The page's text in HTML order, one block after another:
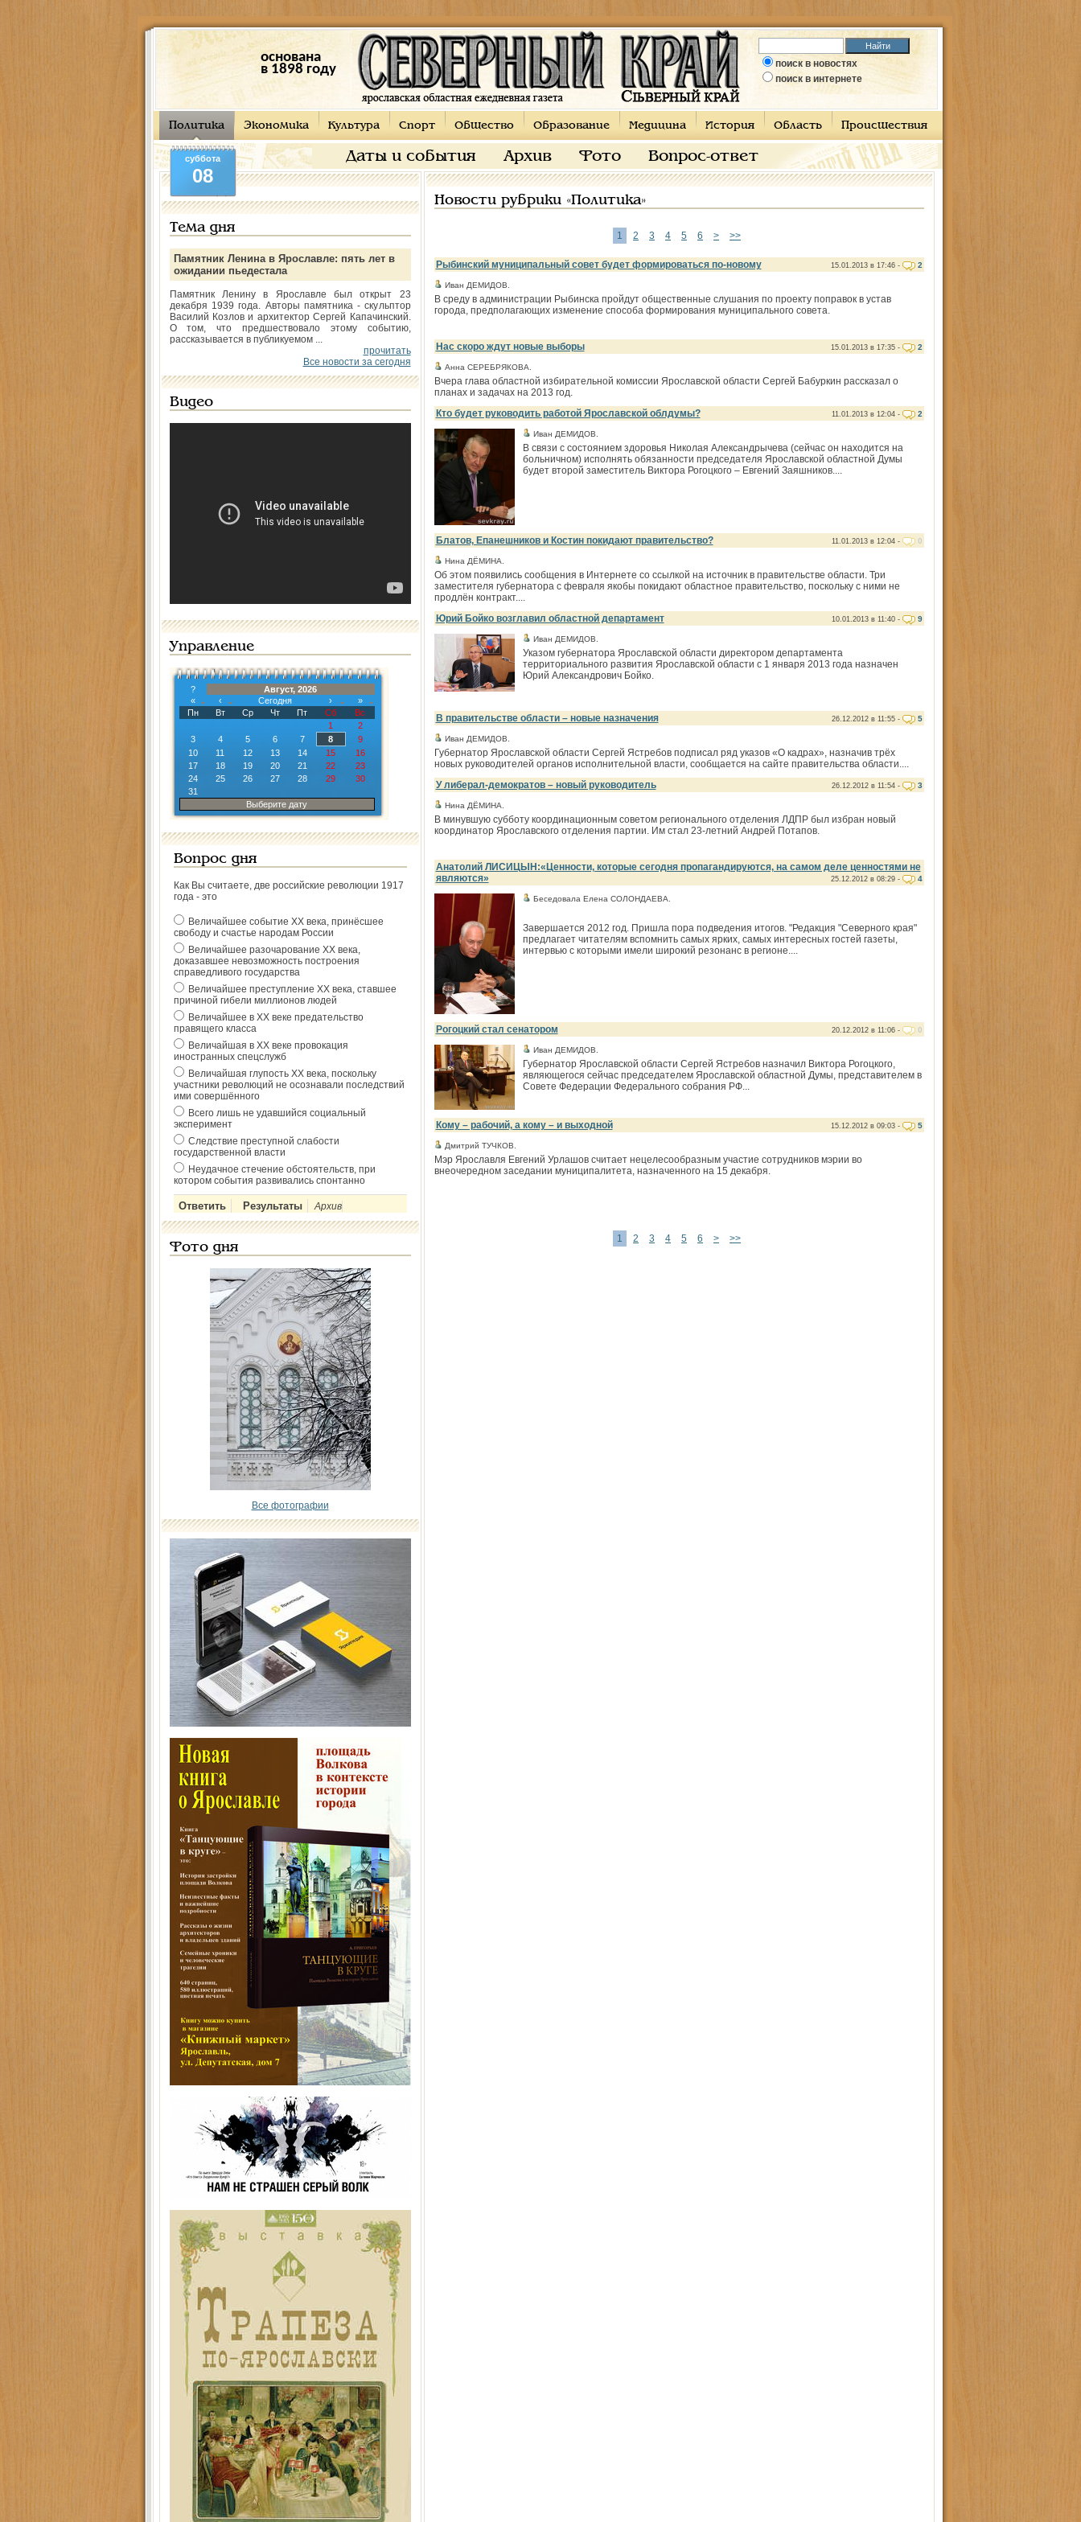
основана
в 1898 году
поиск в новостях
поиск в интернете
Политика Экономика Культура Спорт Общество Образование Медицина История Область Происшествия
Даты и события Архив Фото Вопрос-ответ
суббота
08
Тема дня
Памятник Ленина в Ярославле: пять лет в
ожидании пьедестала
Памятник Ленину в Ярославле был открыт 23
декабря 1939 года. Авторы памятника - скульптор
Василий Козлов и архитектор Сергей Капачинский.
О том, что предшествовало этому событию,
рассказывается в публикуемом ...
прочитать
Все новости за сегодня
Видео
Управление
?
Август, 2026
«
‹ Сегодня ›
»
Пн
Вт Ср Чт Пт Сб
Вс
1
2
3
4 5 6 7 8
9
10
11 12 13 14 15
16
17
18 19 20 21 22
23
24
25 26 27 28 29
30
31
Выберите дату
Вопрос дня
Как Вы считаете, две российские революции 1917
года - это
Величайшее событие ХХ века, принёсшее
свободу и счастье народам России
Величайшее разочарование ХХ века,
доказавшее невозможность построения
справедливого государства
Величайшее преступление ХХ века, ставшее
причиной гибели миллионов людей
Величайшее в ХХ веке предательство
правящего класса
Величайшая в ХХ веке провокация
иностранных спецслужб
Величайшая глупость ХХ века, поскольку
участники революций не осознавали последствий
ими совершённого
Всего лишь не удавшийся социальный
эксперимент
Следствие преступной слабости
государственной власти
Неудачное стечение обстоятельств, при
котором события развивались спонтанно
Архив
Фото дня
Все фотографии
Новости рубрики «Политика»
1 2 3 4 5 6 > >>
Рыбинский муниципальный совет будет формироваться по-новому 15.01.2013 в 17:46 - 2
Иван ДЕМИДОВ.
В среду в администрации Рыбинска пройдут общественные слушания по проекту поправок в устав
города, предполагающих изменение способа формирования муниципального совета.
Нас скоро ждут новые выборы 15.01.2013 в 17:35 - 2
Анна СЕРЕБРЯКОВА.
Вчера глава областной избирательной комиссии Ярославской области Сергей Бабуркин рассказал о
планах и задачах на 2013 год.
Кто будет руководить работой Ярославской облдумы?
11.01.2013 в 12:04 - 2
Иван ДЕМИДОВ.
В связи с состоянием здоровья Николая Александрычева (сейчас он находится на
больничном) исполнять обязанности председателя Ярославской областной Думы
будет второй заместитель Виктора Рогоцкого – Евгений Заяшников....
Блатов, Епанешников и Костин покидают правительство? 11.01.2013 в 12:04 - 0
Нина ДЁМИНА.
Об этом появились сообщения в Интернете со ссылкой на источник в правительстве области. Три
заместителя губернатора с февраля якобы покидают областное правительство, поскольку с ними не
продлён контракт....
Юрий Бойко возглавил областной департамент
10.01.2013 в 11:40 - 9
Иван ДЕМИДОВ.
Указом губернатора Ярославской области директором департамента
территориального развития Ярославской области с 1 января 2013 года назначен
Юрий Александрович Бойко.
В правительстве области – новые назначения 26.12.2012 в 11:55 - 5
Иван ДЕМИДОВ.
Губернатор Ярославской области Сергей Ястребов подписал ряд указов «О кадрах», назначив трёх
новых руководителей органов исполнительной власти, сообщается на сайте правитель­ства области....
У либерал-демократов – новый руководитель
26.12.2012 в 11:54 - 3
Нина ДЁМИНА.
В минувшую субботу координационным советом регионального отделения ЛДПР был избран новый
координатор Ярославского отделения партии. Им стал 23-летний Андрей Потапов.
Анатолий ЛИСИЦЫН:«Ценности, которые сегодня пропагандируются, на самом деле ценностями не
являются»
25.12.2012 в 08:29 - 4
Беседовала Елена СОЛОНДАЕВА.
Завершается 2012 год. Пришла пора подведения итогов. "Редакция "Северного края"
предлагает читателям вспомнить самых ярких, самых интересных гостей газеты,
интервью с которыми имели широкий резонанс в регионе....
Рогоцкий стал сенатором 20.12.2012 в 11:06 - 0
Иван ДЕМИДОВ.
Губернатор Ярославской области Сергей Ястребов наз­начил Виктора Рогоцкого,
являющегося сейчас председателем Ярославской областной Думы, представителем в
Совете Федерации Федерального собрания РФ...
Кому – рабочий, а кому – и выходной 15.12.2012 в 09:03 - 5
Дмитрий ТУЧКОВ.
Мэр Ярославля Евгений Урлашов считает нецелесообразным участие сотрудников мэрии во
внеочередном заседании муниципалитета, назначенного на 15 декабря.
1 2 3 4 5 6 > >>